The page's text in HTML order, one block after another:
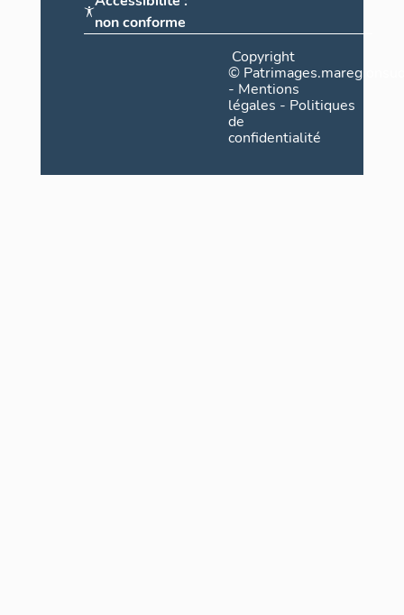
non conforme
Copyright
©
- Mentions
légales - Politiques
de
confidentialité